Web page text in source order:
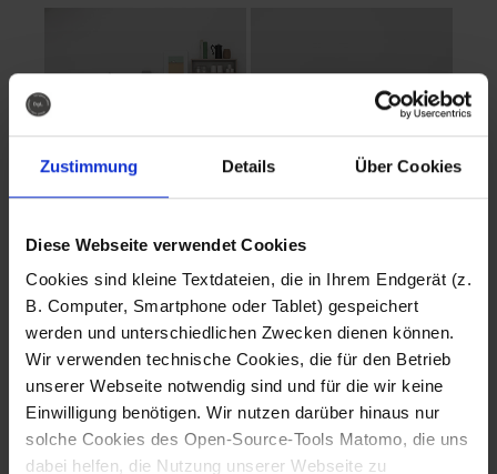
Zustimmung Details Über Cookies
Diese Webseite verwendet Cookies
Cookies sind kleine Textdateien, die in Ihrem Endgerät (z.
B. Computer, Smartphone oder Tablet) gespeichert
werden und unterschiedlichen Zwecken dienen können.
Wir verwenden technische Cookies, die für den Betrieb
unserer Webseite notwendig sind und für die wir keine
Einwilligung benötigen. Wir nutzen darüber hinaus nur
solche Cookies des Open-Source-Tools Matomo, die uns
dabei helfen, die Nutzung unserer Webseite zu
Fotografo: Lorenz
Sternbach
Download
Fotografo: Lorenz
Sternbach
Download